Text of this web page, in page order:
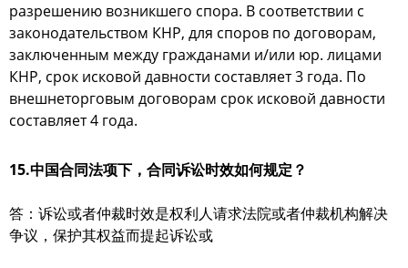
разрешению возникшего спора. В соответствии с
законодательством КНР, для споров по договорам,
заключенным между гражданами и/или юр. лицами
КНР, срок исковой давности составляет 3 года. По
внешнеторговым договорам срок исковой давности
составляет 4 года.
15.中国合同法项下，合同诉讼时效如何规定？
答：诉讼或者仲裁时效是权利人请求法院或者仲裁机构解决
争议，保护其权益而提起诉讼或